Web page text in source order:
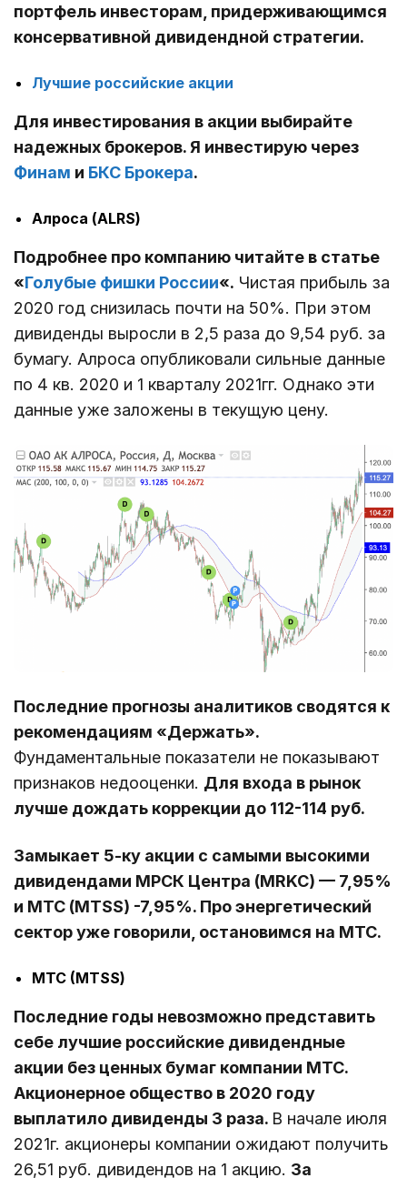
портфель инвесторам, придерживающимся
консервативной дивидендной стратегии.
Лучшие российские акции
Для инвестирования в акции выбирайте
надежных брокеров. Я инвестирую через
Финам и БКС Брокера.
Алроса (ALRS)
Подробнее про компанию читайте в статье
«Голубые фишки России«. Чистая прибыль за
2020 год снизилась почти на 50%. При этом
дивиденды выросли в 2,5 раза до 9,54 руб. за
бумагу. Алроса опубликовали сильные данные
по 4 кв. 2020 и 1 кварталу 2021гг. Однако эти
данные уже заложены в текущую цену.
Последние прогнозы аналитиков сводятся к
рекомендациям «Держать».
Фундаментальные показатели не показывают
признаков недооценки. Для входа в рынок
лучше дождать коррекции до 112-114 руб.
Замыкает 5-ку акции с самыми высокими
дивидендами МРСК Центра (MRKC) — 7,95%
и МТС (MTSS) -7,95%. Про энергетический
сектор уже говорили, остановимся на МТС.
МТС (MTSS)
Последние годы невозможно представить
себе лучшие российские дивидендные
акции без ценных бумаг компании МТС.
Акционерное общество в 2020 году
выплатило дивиденды 3 раза. В начале июля
2021г. акционеры компании ожидают получить
26,51 руб. дивидендов на 1 акцию. За